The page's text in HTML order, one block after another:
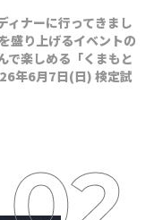
ナーに行ってきまし
盛り上げるイベントの
で楽しめる「くまもと
年6月7日(日) 検定試